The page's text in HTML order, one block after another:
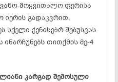
მოყვითალო ფერისა
იერის გადაკვრით.
ქეჩისებრ შებუსვას
თითქმის მე-4
კარგად შემოსული